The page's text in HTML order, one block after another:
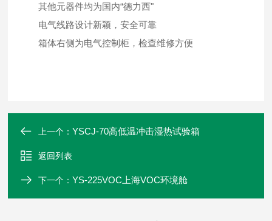
其他元器件均为国内“德力西"
电气线路设计新颖，安全可靠
箱体右侧为电气控制柜，检查维修方便
上一个：YSCJ-70高低温冲击湿热试验箱
返回列表
下一个：YS-225VOC上海VOC环境舱